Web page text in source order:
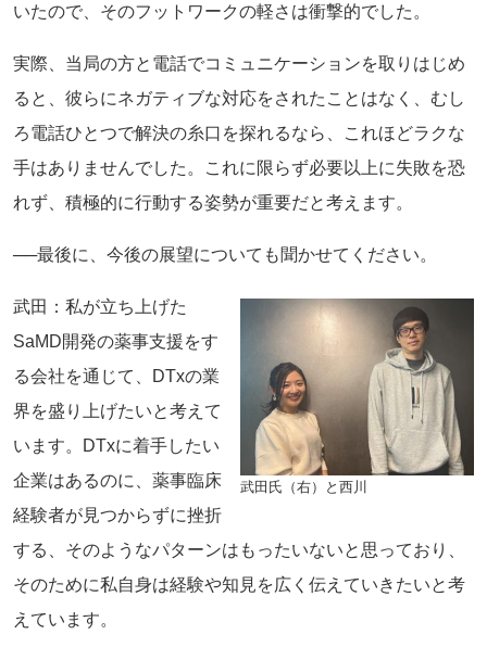
いたので、そのフットワークの軽さは衝撃的でした。
実際、当局の方と電話でコミュニケーションを取りはじめ
ると、彼らにネガティブな対応をされたことはなく、むし
ろ電話ひとつで解決の糸口を探れるなら、これほどラクな
手はありませんでした。これに限らず必要以上に失敗を恐
れず、積極的に行動する姿勢が重要だと考えます。
──最後に、今後の展望についても聞かせてください。
武田氏（右）と西川
武田：私が立ち上げた
SaMD開発の薬事支援をす
る会社を通じて、DTxの業
界を盛り上げたいと考えて
います。DTxに着手したい
企業はあるのに、薬事臨床
経験者が見つからずに挫折
する、そのようなパターンはもったいないと思っており、
そのために私自身は経験や知見を広く伝えていきたいと考
えています。